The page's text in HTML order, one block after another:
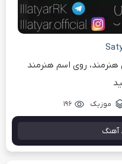
هنرمند، روی اسم هنرمند
موزیک ۱۹۶
آهنگ